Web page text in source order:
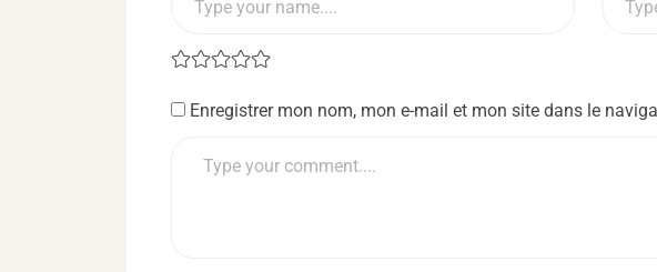
Enregistrer mon nom, mon e-mail et mon site dans le